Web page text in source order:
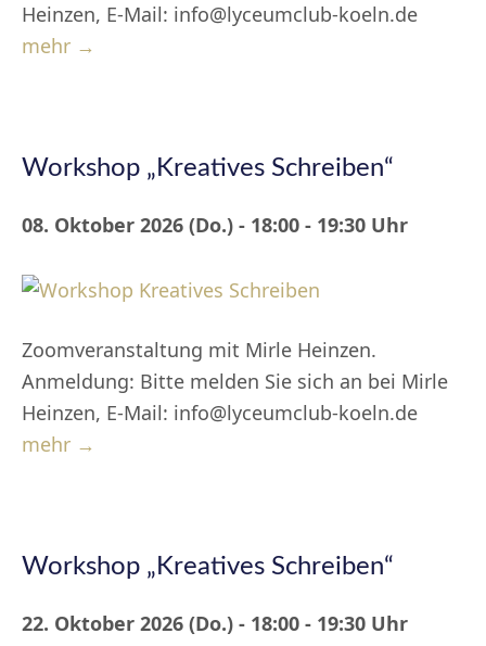
Heinzen, E-Mail: info@lyceumclub-koeln.de
mehr →
Workshop „Kreatives Schreiben“
08. Oktober 2026 (Do.) - 18:00 - 19:30 Uhr
Zoomveranstaltung mit Mirle Heinzen.
Anmeldung: Bitte melden Sie sich an bei Mirle
Heinzen, E-Mail: info@lyceumclub-koeln.de
mehr →
Workshop „Kreatives Schreiben“
22. Oktober 2026 (Do.) - 18:00 - 19:30 Uhr